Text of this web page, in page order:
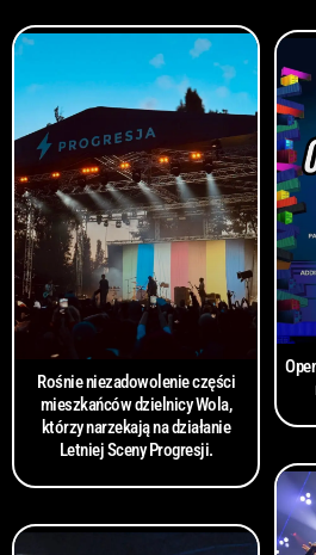
Rośnie niezadowolenie części
mieszkańców dzielnicy Wola,
którzy narzekają na działanie
Letniej Sceny Progresji.